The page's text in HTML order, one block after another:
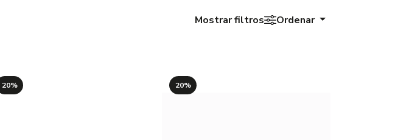
Mostrar filtros Ordenar
20% 20%